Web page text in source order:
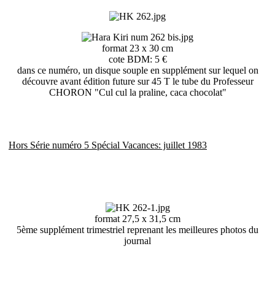
format 23 x 30 cm
cote BDM: 5 €
dans ce numéro, un disque souple en supplément sur lequel on
découvre avant édition future sur 45 T le tube du Professeur
CHORON "Cul cul la praline, caca chocolat"
Hors Série numéro 5 Spécial Vacances: juillet 1983
format 27,5 x 31,5 cm
5ème supplément trimestriel reprenant les meilleures photos du
journal